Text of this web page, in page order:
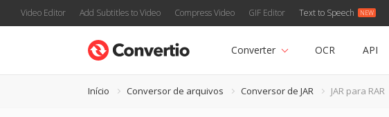
Video Editor Add Subtitles to Video Compress Video GIF Editor Text to Speech
Converter OCR API
Início Conversor de arquivos Conversor de JAR JAR para RAR